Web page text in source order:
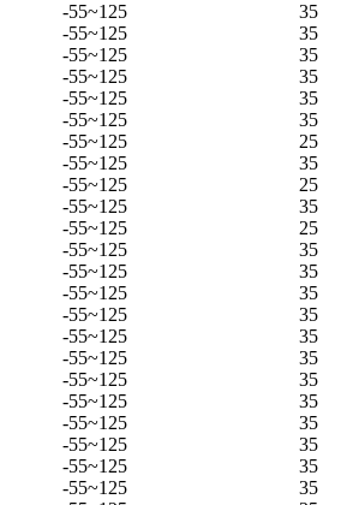
-55~125
35
-55~125
35
-55~125
35
-55~125
35
-55~125
35
-55~125
35
-55~125
25
-55~125
35
-55~125
25
-55~125
35
-55~125
25
-55~125
35
-55~125
35
-55~125
35
-55~125
35
-55~125
35
-55~125
35
-55~125
35
-55~125
35
-55~125
35
-55~125
35
-55~125
35
-55~125
35